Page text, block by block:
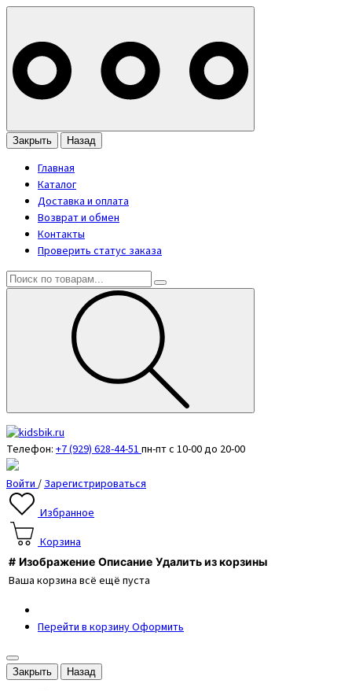
Закрыть Назад
Главная
Каталог
Доставка и оплата
Возврат и обмен
Контакты
Проверить статус заказа
Телефон: +7 (929) 628-44-51пн-пт с 10-00 до 20-00
Войти/Зарегистрироваться
Избранное
Корзина
# Изображение Описание Удалить из корзины
Ваша корзина всё ещё пуста
Перейти в корзинуОформить
Закрыть Назад